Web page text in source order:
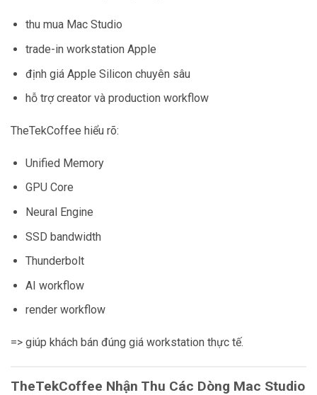
thu mua Mac Studio
trade-in workstation Apple
định giá Apple Silicon chuyên sâu
hỗ trợ creator và production workflow
TheTekCoffee hiểu rõ:
Unified Memory
GPU Core
Neural Engine
SSD bandwidth
Thunderbolt
AI workflow
render workflow
=> giúp khách bán đúng giá workstation thực tế.
TheTekCoffee Nhận Thu Các Dòng Mac Studio